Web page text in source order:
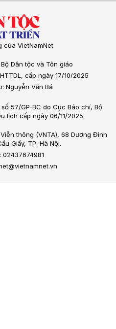
của VietNamNet
Dân tộc và Tôn giáo
cấp ngày 17/10/2025
Nguyễn Văn Bá
57/GP-BC do Cục Báo chí, Bộ
lịch cấp ngày 06/11/2025.
thông (VNTA), 68 Dương Đình
Giấy, TP. Hà Nội.
02437674981